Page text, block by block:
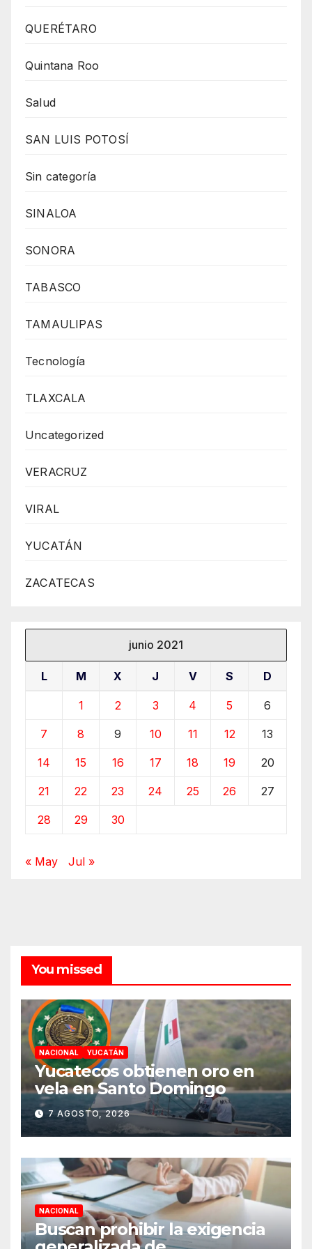
QUERÉTARO
Quintana Roo
Salud
SAN LUIS POTOSÍ
Sin categoría
SINALOA
SONORA
TABASCO
TAMAULIPAS
Tecnología
TLAXCALA
Uncategorized
VERACRUZ
VIRAL
YUCATÁN
ZACATECAS
junio 2021
L M X J V S D
1 2 3 4 5 6
7 8 9 10 11 12 13
14 15 16 17 18 19 20
21 22 23 24 25 26 27
28 29 30
« May Jul »
You missed
NACIONAL YUCATÁN
Yucatecos obtienen oro en
vela en Santo Domingo
7 AGOSTO, 2026
NACIONAL
Buscan prohibir la exigencia